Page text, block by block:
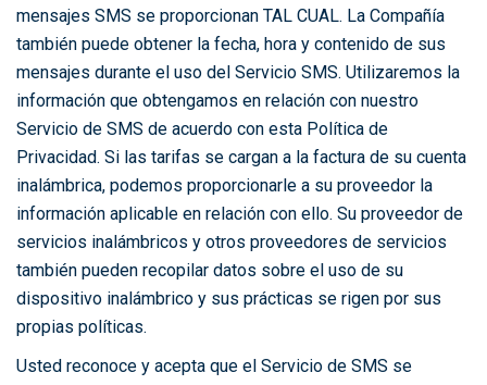
mensajes SMS se proporcionan TAL CUAL. La Compañía
también puede obtener la fecha, hora y contenido de sus
mensajes durante el uso del Servicio SMS. Utilizaremos la
información que obtengamos en relación con nuestro
Servicio de SMS de acuerdo con esta Política de
Privacidad. Si las tarifas se cargan a la factura de su cuenta
inalámbrica, podemos proporcionarle a su proveedor la
información aplicable en relación con ello. Su proveedor de
servicios inalámbricos y otros proveedores de servicios
también pueden recopilar datos sobre el uso de su
dispositivo inalámbrico y sus prácticas se rigen por sus
propias políticas.
Usted reconoce y acepta que el Servicio de SMS se